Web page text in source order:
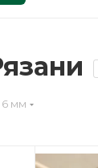
6 мм